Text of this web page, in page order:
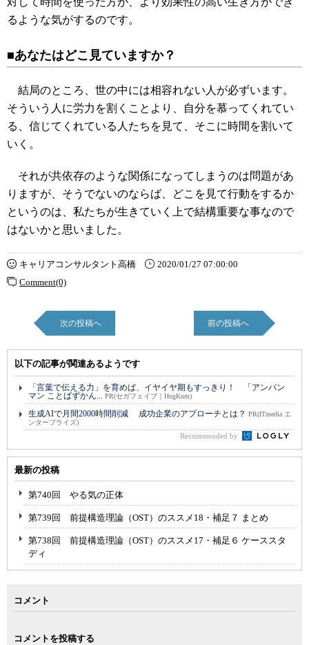
るような気がするのです。
■あなたはどこ見ていますか？
結局のところ、世の中には相容れない人が必ずいます。
そういう人に労力を割くことより、自分を慕ってくれてい
る、信じてくれている人たちを見て、そこに時間を割いて
いく。
それが共依存のような関係になってしまうのは問題があ
りますが、そうでないのならば、どこを見て行動をするか
というのは、私たちが生きていく上で結構重要な事なので
はないかと思いました。
キャリアコンサルタント高橋
2020/01/27 07:00:00
Comment(0)
次の投稿へ 前の投稿へ
以下の記事が関連あるようです
「言葉で伝える力」を育めば、イヤイヤ期もすっきり！ 「アンパン
マン ことばずかん... PR(セガフェイブ｜HugKum)
生成AIで月間2000時間削減 成功企業のアプローチとは？ PR(ITmedia エ
ンタープライズ)
Recommended by
最新の投稿
第740回 やる気の正体
第739回 前提構造理論（OST）のススメ18・補足７ まとめ
第738回 前提構造理論（OST）のススメ17・補足６ ケーススタ
ディ
コメント
コメントを投稿する